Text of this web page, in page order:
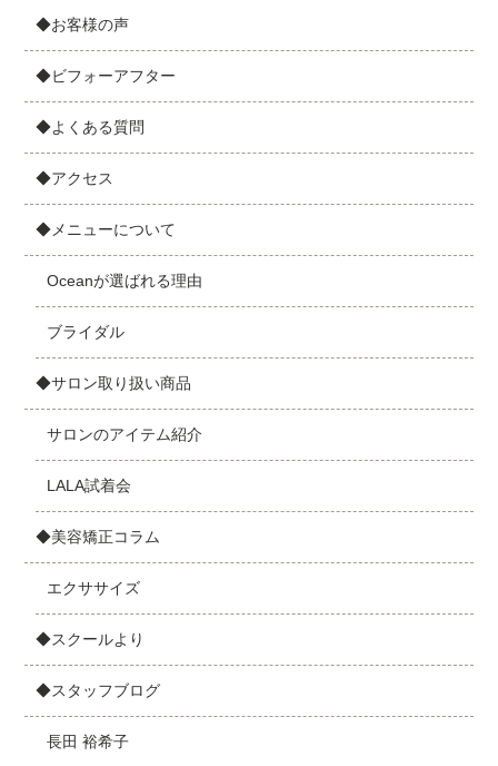
◆お客様の声
◆ビフォーアフター
◆よくある質問
◆アクセス
◆メニューについて
Oceanが選ばれる理由
ブライダル
◆サロン取り扱い商品
サロンのアイテム紹介
LALA試着会
◆美容矯正コラム
エクササイズ
◆スクールより
◆スタッフブログ
長田 裕希子